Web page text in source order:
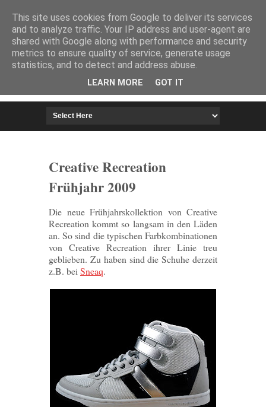
HOME IMPRESSUM
Creative Recreation
Frühjahr 2009
Die neue Frühjahrskollektion von Creative
Recreation kommt so langsam in den Läden
an. So sind die typischen Farbkombinationen
von Creative Recreation ihrer Linie treu
geblieben. Zu haben sind die Schuhe derzeit
z.B. bei Sneaq.
This site uses cookies from Google to deliver its services
and to analyze traffic. Your IP address and user-agent are
shared with Google along with performance and security
metrics to ensure quality of service, generate usage
statistics, and to detect and address abuse.
LEARN MORE GOT IT